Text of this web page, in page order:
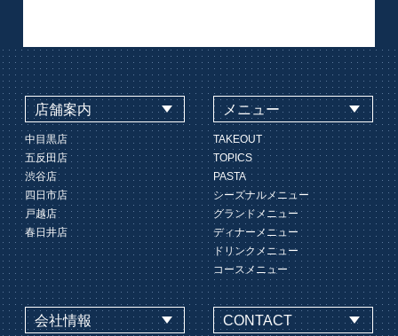
店舗案内
中目黒店
五反田店
渋谷店
四日市店
戸越店
春日井店
メニュー
TAKEOUT
TOPICS
PASTA
シーズナルメニュー
グランドメニュー
ディナーメニュー
ドリンクメニュー
コースメニュー
会社情報 CONTACT